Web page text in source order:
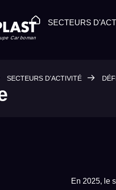
SECTEURS
SECTEURS D’ACTIVITÉ
En 2025, le